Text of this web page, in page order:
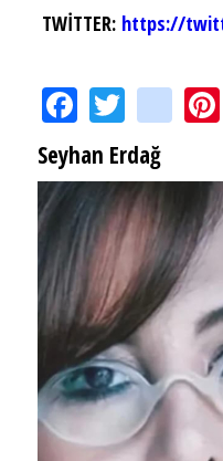
TWİTTER: https://
FacebookTwitter
Seyhan Erdağ
SEYHAN ERDAĞ YAZDI: Peki